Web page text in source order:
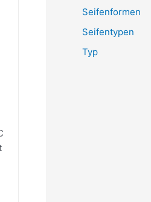
Seifenformen
Seifentypen
Typ